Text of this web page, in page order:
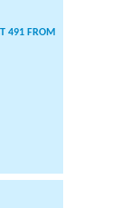
491 FROM